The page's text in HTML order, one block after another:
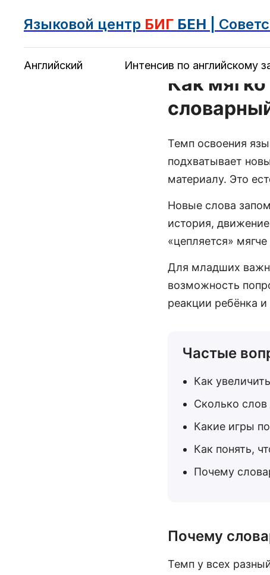
Языковой центр БИГ БЕН |
Английский Интенсив по английскому
Как
Темп освоения
подхватывает
материалу. Это
Новые слова
история,
«цепляется»
Для младших
возможность
реакции ребёнка
Частые
Как
Сколько
Какие игры
Как понять,
Почему
Почему
Темп у всех